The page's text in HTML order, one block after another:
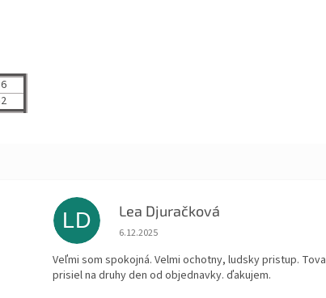
LD Lea Djuračková
Hodnotenie obchodu je 5 z 5 hviezdičiek.
6.12.2025
Veľmi som spokojná. Velmi ochotny, ludsky pristup.
prisiel na druhy den od objednavky. ďakujem.